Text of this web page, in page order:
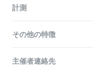
計測
その他の特徴
主催者連絡先